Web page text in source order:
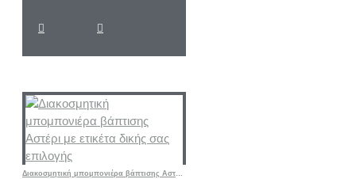
Διακοσμητική μπομπονιέρα βάπτισης Αστέρι με ετικέτα δικής σας επιλογής